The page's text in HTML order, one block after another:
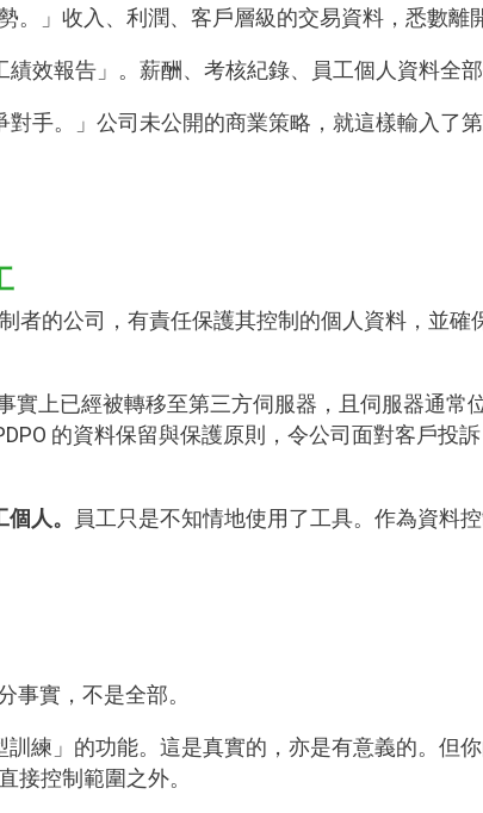
。」收入、利潤、客戶層級的交易資料，悉數離
效報告」。薪酬、考核紀錄、員工個人資料全部
手。」公司未公開的商業策略，就這樣輸入了第
者的公司，有責任保護其控制的個人資料，並
上已經被轉移至第三方伺服器，且伺服器通常
的資料保留與保護原則，令公司面對客戶投
人。 員工只是不知情地使用了工具。作為資料
實，不是全部。
練」的功能。這是真實的，亦是有意義的。但
控制範圍之外。